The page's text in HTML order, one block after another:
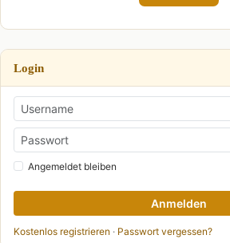
Login
Angemeldet bleiben
Anmelden
Kostenlos registrieren · Passwort vergessen?